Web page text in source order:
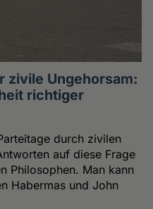
zivile Ungehorsam:
richtiger
durch zivilen
auf diese Frage
Philosophen. Man kann
Habermas und John